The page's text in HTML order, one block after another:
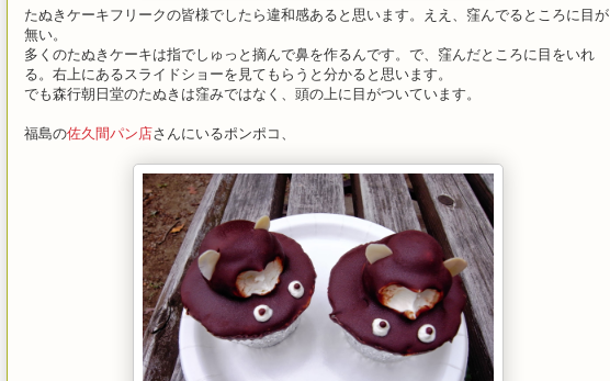
たぬきケーキフリークの皆様でしたら違和感あると思います。ええ、窪んでるところに目が
無い。
多くのたぬきケーキは指でしゅっと摘んで鼻を作るんです。で、窪んだところに目をいれ
る。右上にあるスライドショーを見てもらうと分かると思います。
でも森行朝日堂のたぬきは窪みではなく、頭の上に目がついています。
福島の佐久間パン店さんにいるポンポコ、